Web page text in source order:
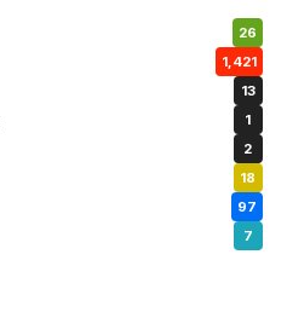
26
1,421
13
1
2
18
97
7